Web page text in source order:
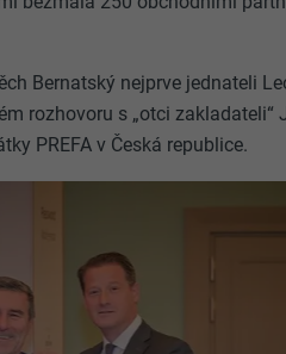
Bernatský nejprve jednateli
rozhovoru s „otci zakladateli“
PREFA v Česká republice.